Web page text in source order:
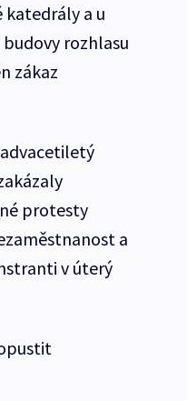
a u
rozhlasu
zákaz
protesty
a
v úterý